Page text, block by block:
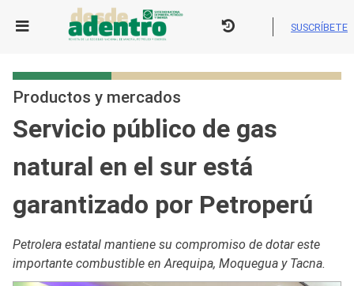
SUSCRÍBETE
Productos y mercados
Servicio público de gas
natural en el sur está
garantizado por Petroperú
Petrolera estatal mantiene su compromiso de dotar este
importante combustible en Arequipa, Moquegua y Tacna.